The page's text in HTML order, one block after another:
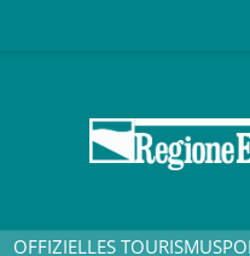
OFFIZIELLES